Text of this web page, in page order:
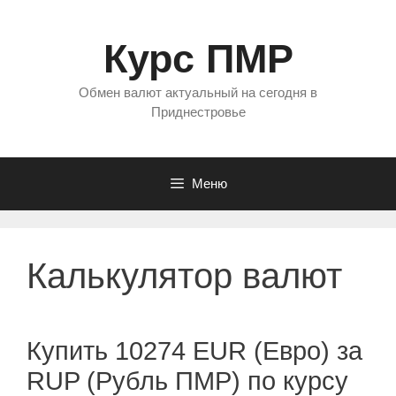
Курс ПМР
Обмен валют актуальный на сегодня в
Приднестровье
Меню
Калькулятор валют
Купить 10274 EUR (Евро) за
RUP (Рубль ПМР) по курсу